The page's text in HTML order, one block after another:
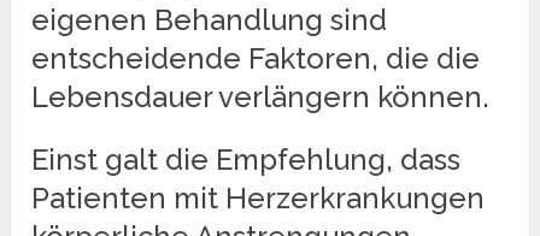
eigenen Behandlung sind
entscheidende Faktoren, die die
Lebensdauer verlängern können.
Einst galt die Empfehlung, dass
Patienten mit Herzerkrankungen